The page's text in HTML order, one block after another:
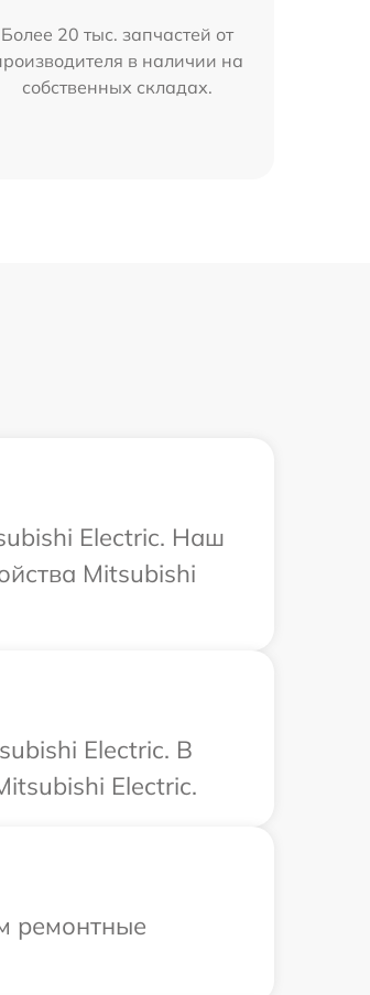
Более 20 тыс. запчастей от
в наличии на
собственных складах.
Electric. Наш
Mitsubishi
Electric. В
Electric.
ремонтные